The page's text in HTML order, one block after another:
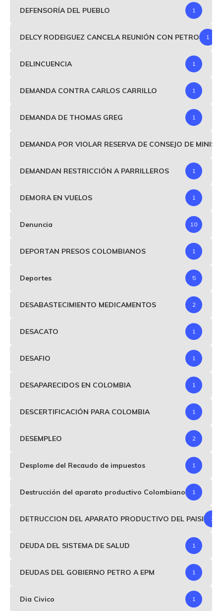
DEFENSORÍA DEL PUEBLO 1
DELCY RODEIGUEZ CANCELA REUNIÓN CON PETRO 1
DELINCUENCIA 1
DEMANDA CONTRA CARLOS CARRILLO 1
DEMANDA DE THOMAS GREG 1
DEMANDA POR VIOLAR RESERVA DE CONSEJO DE
DEMANDAN RESTRICCIÓN A PARRILLEROS 1
DEMORA EN VUELOS 1
Denuncia 10
DEPORTAN PRESOS COLOMBIANOS 1
Deportes 5
DESABASTECIMIENTO MEDICAMENTOS 2
DESACATO 1
DESAFIO 1
DESAPARECIDOS EN COLOMBIA 1
DESCERTIFICACIÓN PARA COLOMBIA 1
DESEMPLEO 2
Desplome del Recaudo de impuestos 1
Destrucción del aparato productivo Colombiano 1
DETRUCCION DEL APARATO PRODUCTIVO DEL PAISI 1
DEUDA DEL SISTEMA DE SALUD 1
DEUDAS DEL GOBIERNO PETRO A EPM 1
Dia Civico 1